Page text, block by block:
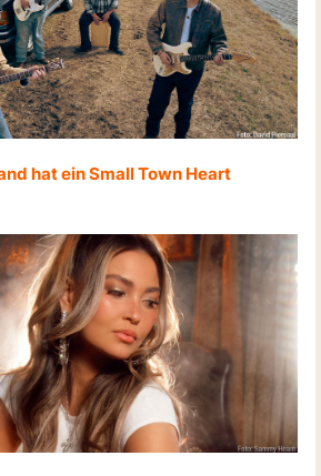
hat ein Small Town Heart